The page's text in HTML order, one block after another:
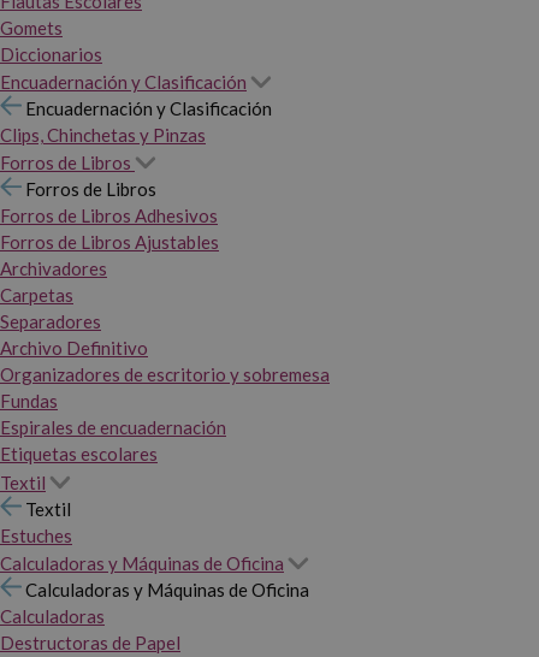
Gomets
Diccionarios
Encuadernación y Clasificación
Encuadernación y Clasificación
Clips, Chinchetas y Pinzas
Forros de Libros
Forros de Libros
Forros de Libros Adhesivos
Forros de Libros Ajustables
Archivadores
Carpetas
Separadores
Archivo Definitivo
Organizadores de escritorio y sobremesa
Fundas
Espirales de encuadernación
Etiquetas escolares
Textil
Textil
Estuches
Calculadoras y Máquinas de Oficina
Calculadoras y Máquinas de Oficina
Calculadoras
Destructoras de Papel